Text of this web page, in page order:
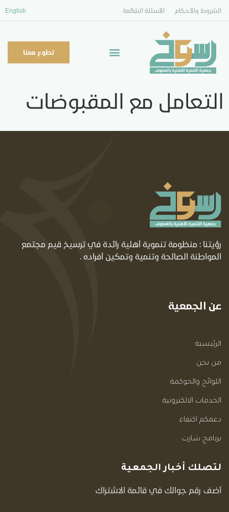
الشروط والأحكام الأسئلة الشائعة English
تطوع معنا
التعامل مع المقبوضات
رؤيتنا : منظومة تنموية أهلية رائدة في ترسيخ قيم مجتمع
المواطنة الصالحة وتنمية وتمكين أفراده .
عن الجمعية
الرئيسية
من نحن
اللوائح والحوكمة
الخدمات الالكترونية
دعمكم اكتفاء
برنامج شارت
لتصلك أخبار الجمعية
أضف رقم جوالك في قائمة الاشتراك